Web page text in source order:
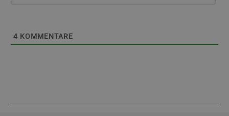
4 KOMMENTARE